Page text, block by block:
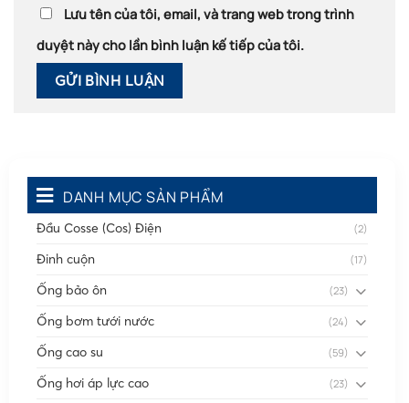
Lưu tên của tôi, email, và trang web trong trình
duyệt này cho lần bình luận kế tiếp của tôi.
DANH MỤC SẢN PHẨM
Đầu Cosse (Cos) Điện (2)
Đinh cuộn (17)
Ống bảo ôn (23)
Ống bơm tưới nước (24)
Ống cao su (59)
Ống hơi áp lực cao (23)